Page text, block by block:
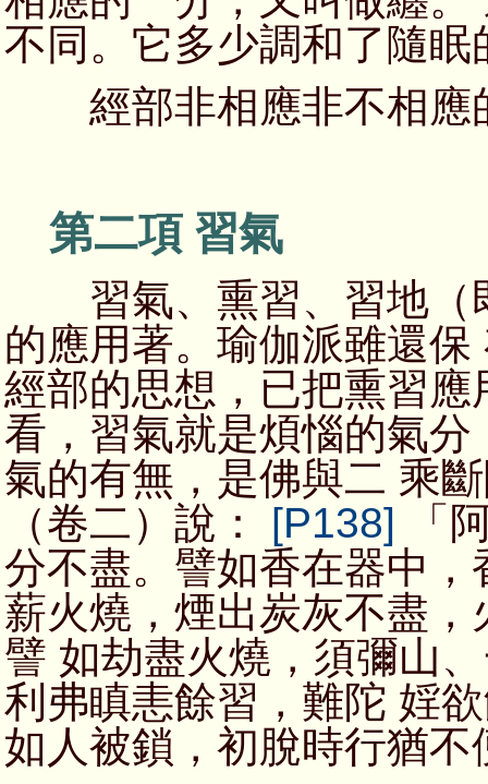
不同。它多少調和了隨眠
經部非相應非不相應
第二項 習氣
習氣、熏習、習地（
的應用著。瑜伽派雖還
經部的思想，已把熏習
看，習氣就是煩惱的氣
氣的有無，是佛與二 乘
（卷二）說： [P138] 「
分不盡。譬如香在器中
薪火燒，煙出炭灰不盡
譬 如劫盡火燒，須彌山
利弗瞋恚餘習，難陀 婬
如人被鎖，初脫時行猶不